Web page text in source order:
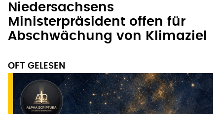
Niedersachsens
Ministerpräsident offen für
Abschwächung von Klimaziel
OFT GELESEN